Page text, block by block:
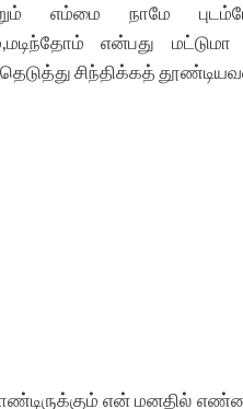
எம்மை நாமே
என்பது மட்டுமா
சிந்திக்கத்
என் மனதில்